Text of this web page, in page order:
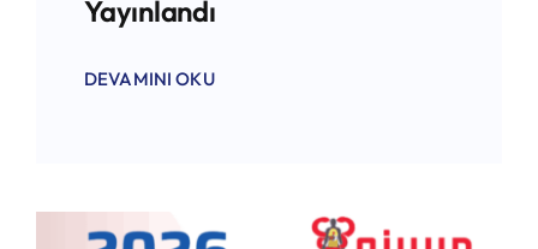
Yayınlandı
DEVAMINI OKU